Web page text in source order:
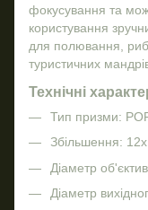
фокусування та
користування
для полювання,
туристичних
Технічні
Тип призми:
Збільшення: 12x
Діаметр
Діаметр